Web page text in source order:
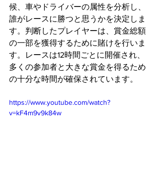
候、車やドライバーの属性を分析し、
誰がレースに勝つと思うかを決定しま
す。判断したプレイヤーは、賞金総額
の一部を獲得するために賭けを行いま
す。レースは12時間ごとに開催され、
多くの参加者と大きな賞金を得るため
の十分な時間が確保されています。
https://www.youtube.com/watch?
v=kF4m9v9k84w